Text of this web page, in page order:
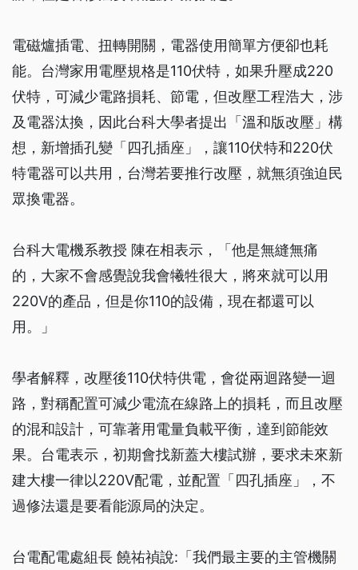
電磁爐插電、扭轉開關，電器使用簡單方便卻也耗
能。台灣家用電壓規格是110伏特，如果升壓成220
伏特，可減少電路損耗、節電，但改壓工程浩大，涉
及電器汰換，因此台科大學者提出「溫和版改壓」構
想，新增插孔變「四孔插座」，讓110伏特和220伏
特電器可以共用，台灣若要推行改壓，就無須強迫民
眾換電器。
台科大電機系教授 陳在相表示，「他是無縫無痛
的，大家不會感覺說我會犧牲很大，將來就可以用
220V的產品，但是你110的設備，現在都還可以
用。」
學者解釋，改壓後110伏特供電，會從兩迴路變一迴
路，對稱配置可減少電流在線路上的損耗，而且改壓
的混和設計，可靠著用電量負載平衡，達到節能效
果。台電表示，初期會找新蓋大樓試辦，要求未來新
建大樓一律以220V配電，並配置「四孔插座」，不
過修法還是要看能源局的決定。
台電配電處組長 饒祐禎說:「我們最主要的主管機關